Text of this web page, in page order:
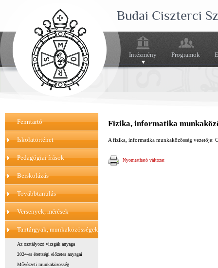
Budai Ciszterci
Intézmény Programok
Fenntartó
Iskolatörténet
Pedagógiai írások
Beiskolázás
Továbbtanulás
Versenyek, mérések
Tantárgyak, munkaközösségek
Az osztályozó vizsgák anyaga
2024-es érettségi előzetes anyagai
Művészeti munkaközösség
Fizika, informatika
A fizika, informatika munkaközösség vezetője:
Nyomtatható változat